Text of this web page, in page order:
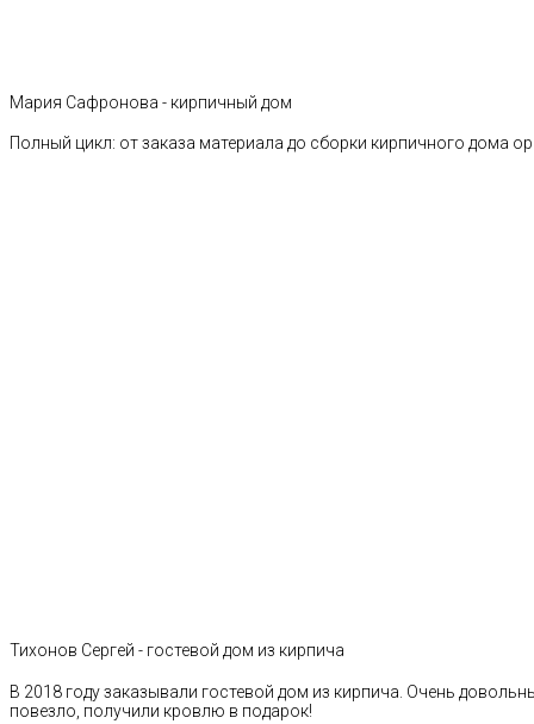
Мария Сафронова - кирпичный дом
Полный цикл: от заказа материала до сборки кирпичного дома
Тихонов Сергей - гостевой дом из кирпича
В 2018 году заказывали гостевой дом из кирпича. Очень
повезло, получили кровлю в подарок!